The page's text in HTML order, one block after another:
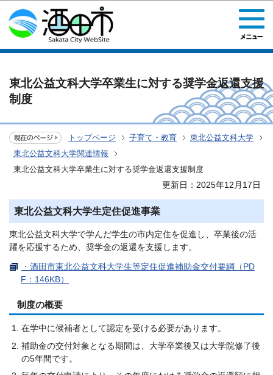
このページの本文へ移動
東北公益文科大学卒業生に対する奨学金返還支援
制度
トップページ 子育て・教育
東北公益文科大学
東北公益文科大学関連情報
東北公益文科大学卒業生に対する奨学金返還支援制度
更新日：2025年12月17日
東北公益文科大学生定住促進事業
東北公益文科大学で学んだ学生の市内定住を促進し、卒業後の活
躍を応援するため、奨学金の返還を支援します。
・酒田市東北公益文科大学生等定住促進補助金交付要綱（PD
F：146KB）
制度の概要
在学中に候補者として認定を受ける必要があります。
補助金の交付対象となる期間は、大学卒業後又は大学院修了後
の5年間です。